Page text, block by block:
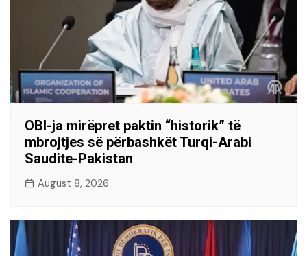
OBI-ja mirëpret paktin “historik” të
mbrojtjes së përbashkët Turqi-Arabi
Saudite-Pakistan
August 8, 2026